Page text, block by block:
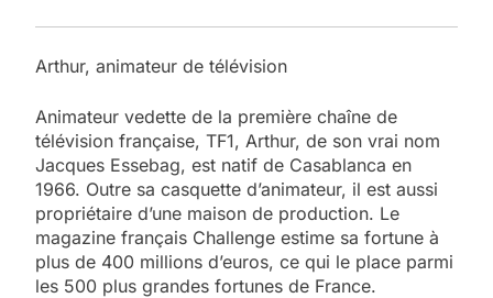
Arthur, animateur de télévision
Animateur vedette de la première chaîne de
télévision française, TF1, Arthur, de son vrai nom
Jacques Essebag, est natif de Casablanca en
1966. Outre sa casquette d’animateur, il est aussi
propriétaire d’une maison de production. Le
magazine français Challenge estime sa fortune à
plus de 400 millions d’euros, ce qui le place parmi
les 500 plus grandes fortunes de France.